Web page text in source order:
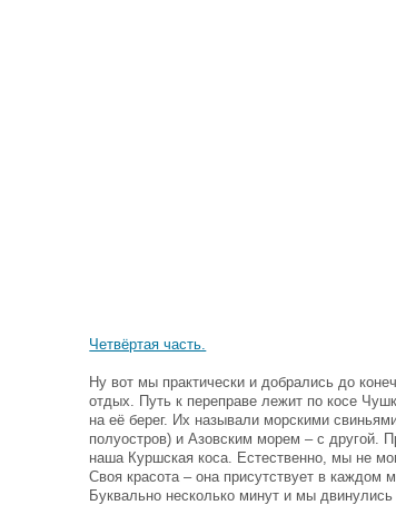
Четвёртая часть.
Ну вот мы практически и добрались до
отдых. Путь к переправе лежит по косе
на её берег. Их называли морскими
полуостров) и Азовским морем – с другой.
наша Куршская коса. Естественно, мы не
Своя красота – она присутствует в каждом
Буквально несколько минут и мы